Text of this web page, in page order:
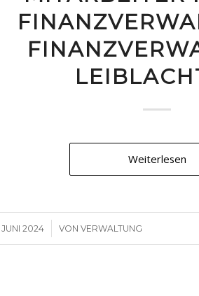
Weiterlesen
JUNI 2024
/ VONVERWALTUNG